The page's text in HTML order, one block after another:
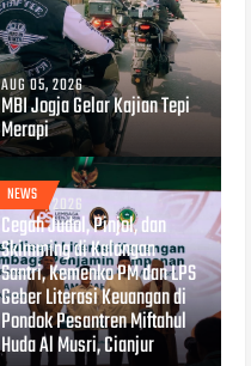
AUG 05, 2026
MBI Jogja Gelar Kajian Tepi
Merapi
NEWS
AUG 04, 2026
Cegah Judol, Pinjol, dan
Skimming di Kalangan
Santri, Kemenko PM dan LPS
Geber Literasi Keuangan di
Pondok Pesantren Miftahul
Huda Al Musri, Cianjur